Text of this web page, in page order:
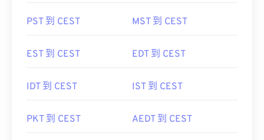
PST 到 CEST MST 到 CEST
EST 到 CEST EDT 到 CEST
IDT 到 CEST IST 到 CEST
PKT 到 CEST AEDT 到 CEST